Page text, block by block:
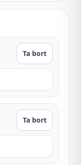
Ta bort
Ta bort